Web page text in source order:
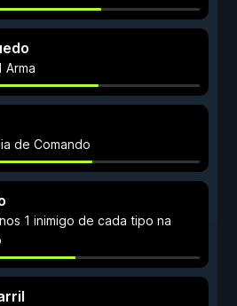
Arma
de Comando
1 inimigo de cada tipo na